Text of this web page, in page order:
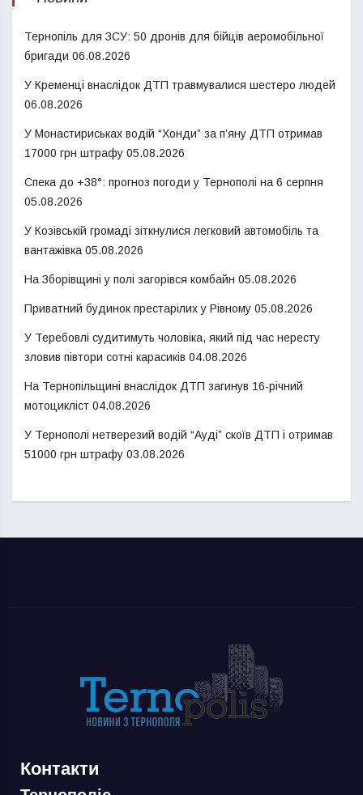
Тернопіль для ЗСУ: 50 дронів для бійців аеромобільної
бригади 06.08.2026
У Кременці внаслідок ДТП травмувалися шестеро людей
06.08.2026
У Монастириськах водій “Хонди” за п’яну ДТП отримав
17000 грн штрафу 05.08.2026
Спека до +38°: прогноз погоди у Тернополі на 6 серпня
05.08.2026
У Козівській громаді зіткнулися легковий автомобіль та
вантажівка 05.08.2026
На Зборівщині у полі загорівся комбайн 05.08.2026
Приватний будинок престарілих у Рівному 05.08.2026
У Теребовлі судитимуть чоловіка, який під час нересту
зловив півтори сотні карасиків 04.08.2026
На Тернопільщині внаслідок ДТП загинув 16-річний
мотоцикліст 04.08.2026
У Тернополі нетверезий водій “Ауді” скоїв ДТП і отримав
51000 грн штрафу 03.08.2026
Контакти